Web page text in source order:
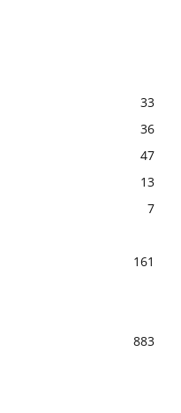
33
36
47
13
7
161
883